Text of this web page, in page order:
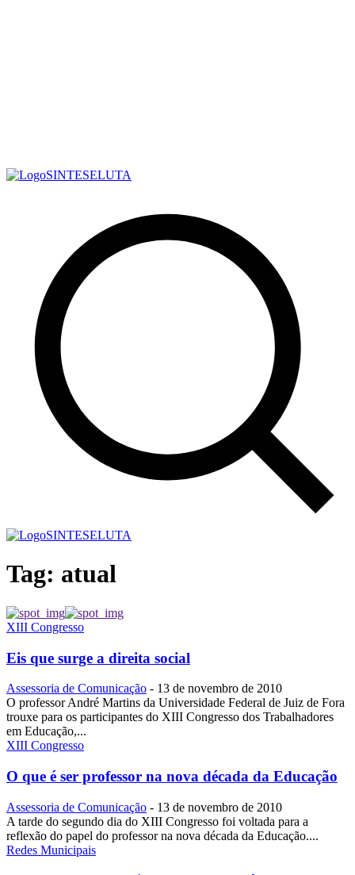
SINTESELUTA
SINTESELUTA
Tag: atual
XIII Congresso
Eis que surge a direita social
Assessoria de Comunicação - 13 de novembro de 2010
O professor André Martins da Universidade Federal de Juiz de Fora
trouxe para os participantes do XIII Congresso dos Trabalhadores
em Educação,...
XIII Congresso
O que é ser professor na nova década da Educação
Assessoria de Comunicação - 13 de novembro de 2010
A tarde do segundo dia do XIII Congresso foi voltada para a
reflexão do papel do professor na nova década da Educação....
Redes Municipais